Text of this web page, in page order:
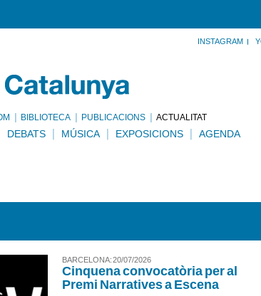
INSTAGRAM
BIBLIOTECA PUBLICACIONS ACTUALITAT
DEBATS MÚSICA EXPOSICIONS AGENDA
BARCELONA : 20/07/2026
Cinquena convocatòria per al
Premi Narratives a Escena